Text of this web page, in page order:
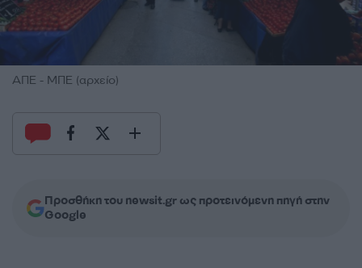
ΑΠΕ - ΜΠΕ (αρχείο)
Προσθήκη του newsit.gr ως προτεινόμενη πηγή στην
Google